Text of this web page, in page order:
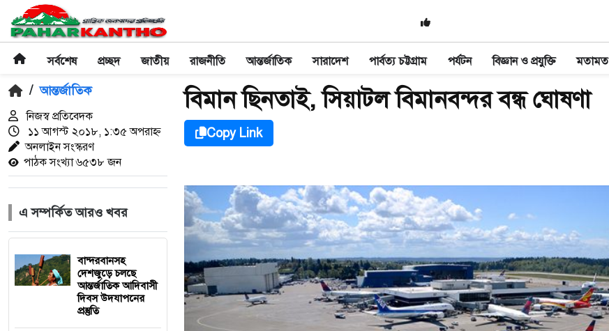
সর্বশেষ প্রচ্ছদ জাতীয় রাজনীতি আন্তর্জাতিক সারাদেশ পার্বত্য চট্টগ্রাম পর্যটন বিজ্ঞান ও প্রযুক্তি মতামত
/ আন্তর্জাতিক
নিজস্ব প্রতিবেদক
১১ আগস্ট ২০১৮, ১:৩৫ অপরাহ্ণ
অনলাইন সংস্করণ
পাঠক সংখ্যা ৬৫৩৮ জন
এ সম্পর্কিত আরও খবর
বান্দরবানসহ
দেশজুড়ে চলছে
আন্তর্জাতিক আদিবাসী
দিবস উদযাপনের
প্রস্তুতি
বিমান ছিনতাই, সিয়াটল বিমানবন্দর বন্ধ ঘোষণা
Copy Link